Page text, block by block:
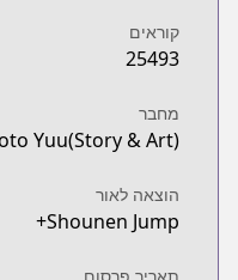
קוראים
25493
מחבר
Yuu(Story & Art)
הוצאה לאור
Shounen Jump+